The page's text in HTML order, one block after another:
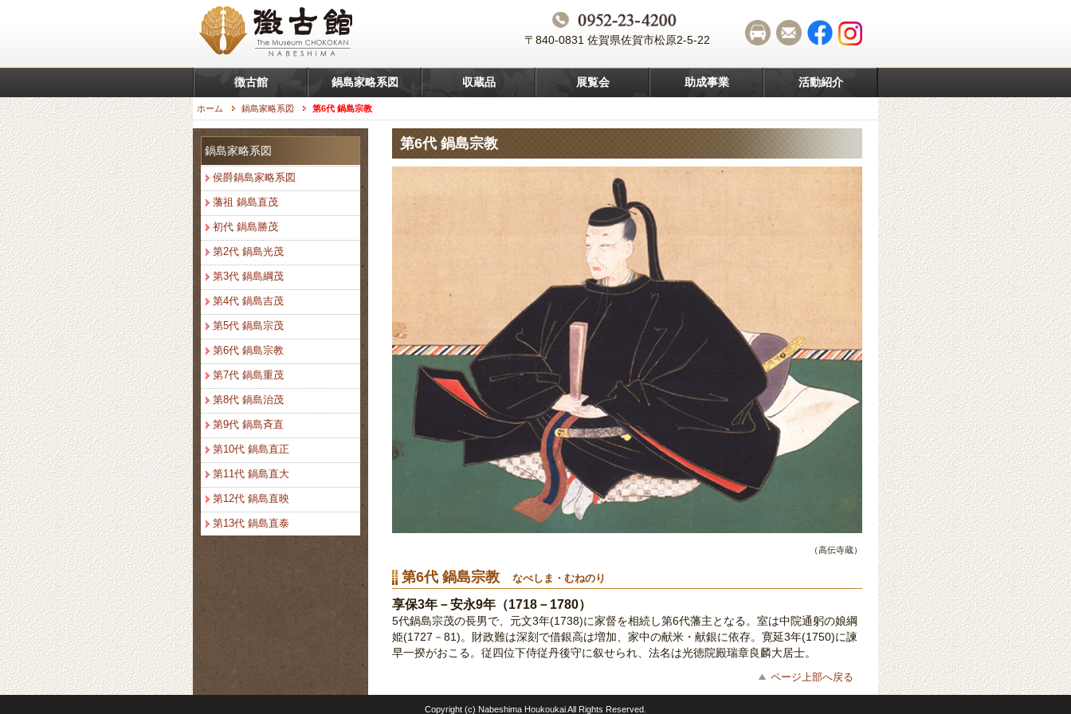
〒840-0831 佐賀県佐賀市松原2-5-22
徴古館 鍋島家略系図 収蔵品 展覧会 助成事業 活動紹介
ホーム 鍋島家略系図 第6代 鍋島宗教
第6代 鍋島宗教
（高伝寺蔵）
第6代 鍋島宗教 なべしま・むねのり
享保3年 －安永9年（1718－1780）
5代鍋島宗茂の長男で、元文3年(1738)に家督を相続し第6代藩主となる。室は中院通躬の娘綱
姫(1727－81)。財政難は深刻で借銀高は増加、家中の献米・献銀に依存。寛延3年(1750)に諫
早一揆がおこる。従四位下侍従丹後守に叙せられ、法名は光徳院殿瑞章良麟大居士。
ページ上部へ戻る
鍋島家略系図
侯爵鍋島家略系図
藩祖 鍋島直茂
初代 鍋島勝茂
第2代 鍋島光茂
第3代 鍋島綱茂
第4代 鍋島吉茂
第5代 鍋島宗茂
第6代 鍋島宗教
第7代 鍋島重茂
第8代 鍋島治茂
第9代 鍋島斉直
第10代 鍋島直正
第11代 鍋島直大
第12代 鍋島直映
第13代 鍋島直泰
Copyright (c) Nabeshima Houkoukai All Rights Reserved.